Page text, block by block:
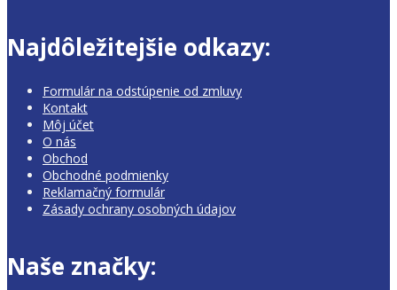
Najdôležitejšie odkazy:
Formulár na odstúpenie od zmluvy
Kontakt
Môj účet
O nás
Obchod
Obchodné podmienky
Reklamačný formulár
Zásady ochrany osobných údajov
Naše značky: